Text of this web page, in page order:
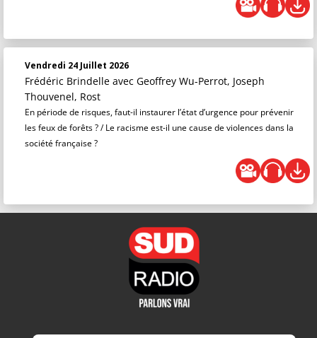
Vendredi 24 Juillet 2026
Frédéric Brindelle avec Geoffrey Wu-Perrot, Joseph
Thouvenel, Rost
En période de risques, faut-il instaurer l’état d’urgence pour prévenir
les feux de forêts ? / Le racisme est-il une cause de violences dans la
société française ?